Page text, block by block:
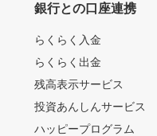
銀行との口座連携
らくらく入金
らくらく出金
残高表示サービス
投資あんしんサービス
ハッピープログラム